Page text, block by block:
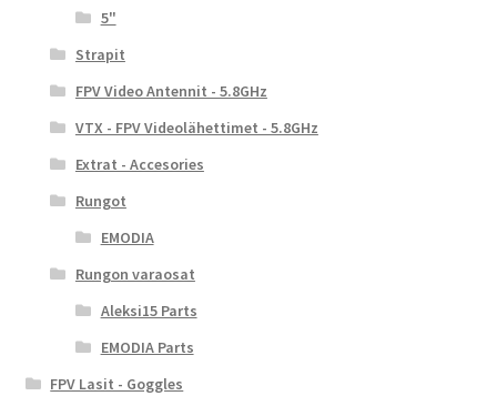
5"
Strapit
FPV Video Antennit - 5.8GHz
VTX - FPV Videolähettimet - 5.8GHz
Extrat - Accesories
Rungot
EMODIA
Rungon varaosat
Aleksi15 Parts
EMODIA Parts
FPV Lasit - Goggles